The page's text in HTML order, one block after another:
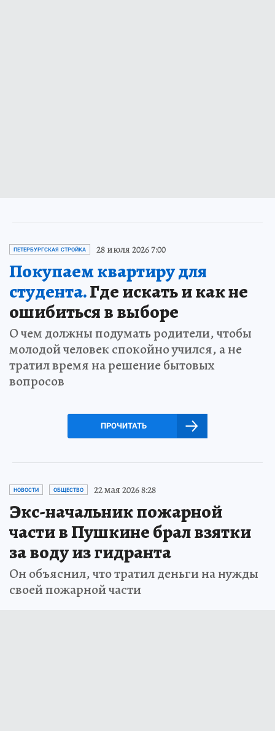
ПЕТЕРБУРГСКАЯ СТРОЙКА 28 июля 2026 7:00
Покупаем квартиру для
студента.Где искать и как не
ошибиться в выборе
О чем должны подумать родители, чтобы
молодой человек спокойно учился, а не
тратил время на решение бытовых
вопросов
ПРОЧИТАТЬ
НОВОСТИ ОБЩЕСТВО 22 мая 2026 8:28
Экс-начальник пожарной
части в Пушкине брал взятки
за воду из гидранта
Он объяснил, что тратил деньги на нужды
своей пожарной части